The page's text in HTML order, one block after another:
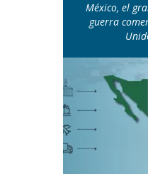
México, el
guerra